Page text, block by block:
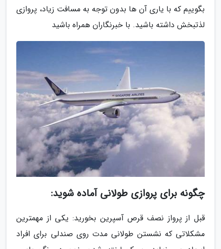
بگوییم که با یاری آن ها بدون توجه به مسافت زیاد، پروازی
لذتبخش داشته باشید. با خبرنگاران همراه باشید
چگونه برای پروازی طولانی آماده شوید:
قبل از پرواز نصف قرص آسپرین بخورید: یکی از مهمترین
مشکلاتی که نشستن طولانی مدت روی صندلی برای افراد